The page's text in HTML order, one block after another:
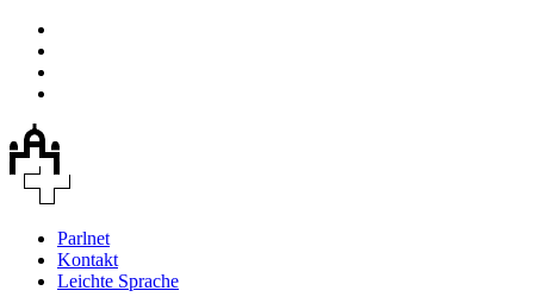
Parlnet
Kontakt
Leichte Sprache